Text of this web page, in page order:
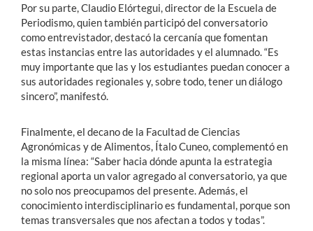
Por su parte, Claudio Elórtegui, director de la Escuela de
Periodismo, quien también participó del conversatorio
como entrevistador, destacó la cercanía que fomentan
estas instancias entre las autoridades y el alumnado. “Es
muy importante que las y los estudiantes puedan conocer a
sus autoridades regionales y, sobre todo, tener un diálogo
sincero”, manifestó.
Finalmente, el decano de la Facultad de Ciencias
Agronómicas y de Alimentos, Ítalo Cuneo, complementó en
la misma línea: “Saber hacia dónde apunta la estrategia
regional aporta un valor agregado al conversatorio, ya que
no solo nos preocupamos del presente. Además, el
conocimiento interdisciplinario es fundamental, porque son
temas transversales que nos afectan a todos y todas”.